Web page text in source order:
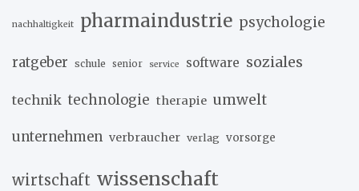
nachhaltigkeit pharmaindustrie psychologie
ratgeber schule senior service software soziales
technik technologie therapie umwelt
unternehmen verbraucher verlag vorsorge
wirtschaft wissenschaft